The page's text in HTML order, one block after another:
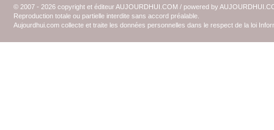
© 2007 - 2026 copyright et éditeur AUJOURDHUI.COM / powered by
Reproduction totale ou partielle interdite sans accord préalable.
Aujourdhui.com collecte et traite les données personnelles dans le respect de la loi